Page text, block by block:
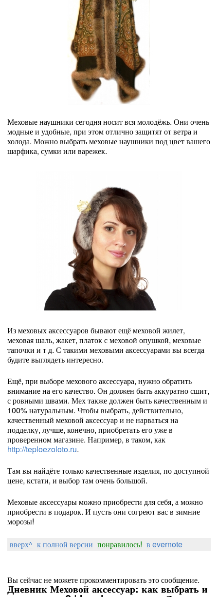
Меховые наушники сегодня носит вся молодёжь. Они очень
модные и удобные, при этом отлично защитят от ветра и
холода. Можно выбрать меховые наушники под цвет вашего
шарфика, сумки или варежек.
Из меховых аксессуаров бывают ещё меховой жилет,
меховая шаль, жакет, платок с меховой опушкой, меховые
тапочки и т д. С такими меховыми аксессуарами вы всегда
будите выглядеть интересно.
Ещё, при выборе мехового аксессуара, нужно обратить
внимание на его качество. Он должен быть аккуратно сшит,
с ровными швами. Мех также должен быть качественным и
100% натуральным. Чтобы выбрать, действительно,
качественный меховой аксессуар и не нарваться на
подделку, лучше, конечно, приобретать его уже в
проверенном магазине. Например, в таком, как
http://teploezoloto.ru.
Там вы найдёте только качественные изделия, по доступной
цене, кстати, и выбор там очень большой.
Меховые аксессуары можно приобрести для себя, а можно
приобрести в подарок. И пусть они согреют вас в зимние
морозы!
вверх^ к полной версии понравилось! в evernote
Вы сейчас не можете прокомментировать это сообщение.
Дневник Меховой аксессуар: как выбрать и